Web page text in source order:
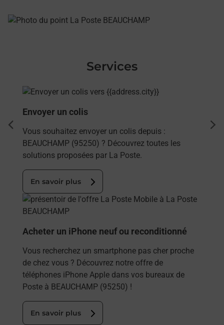
Services
En savoir plus
Envoyer un colis
Vous souhaitez envoyer un colis depuis :
BEAUCHAMP (95250) ? Découvrez toutes les
solutions proposées par La Poste.
En savoir plus
En savoir plus
Acheter un iPhone neuf ou reconditionné
Vous recherchez un smartphone pas cher proche
de chez vous ? Découvrez notre offre de
téléphones iPhone Apple dans vos bureaux de
Poste à BEAUCHAMP (95250) !
En savoir plus